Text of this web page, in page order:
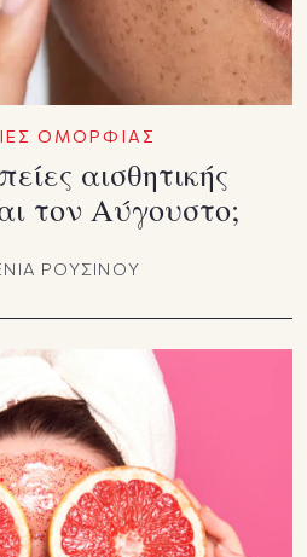
ΟΜΟΡΦΙΑΣ
αισθητικής
τον Αύγουστο;
ΡΟΥΣΙΝΟΥ